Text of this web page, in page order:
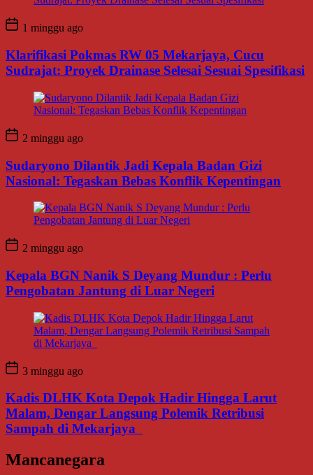
1 minggu ago
Klarifikasi Pokmas RW 05 Mekarjaya, Cucu
Sudrajat: Proyek Drainase Selesai Sesuai Spesifikasi
2 minggu ago
Sudaryono Dilantik Jadi Kepala Badan Gizi
Nasional: Tegaskan Bebas Konflik Kepentingan
2 minggu ago
Kepala BGN Nanik S Deyang Mundur : Perlu
Pengobatan Jantung di Luar Negeri
3 minggu ago
Kadis DLHK Kota Depok Hadir Hingga Larut
Malam, Dengar Langsung Polemik Retribusi
Sampah di Mekarjaya
Mancanegara